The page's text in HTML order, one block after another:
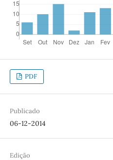
PDF
Publicado
06-12-2014
Edição